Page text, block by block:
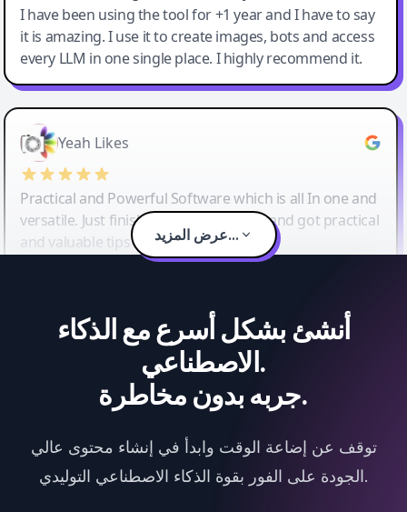
I have been using the tool for +1 year and I have to say
it is amazing. I use it to create images, bots and access
every LLM in one single place. I highly recommend it.
Yeah Likes
Practical and Powerful Software which is all In one and
versatile. Just finished their workshop and got practical
and valuable tips and tricks.
عرض المزيد...
أنشئ بشكل أسرع مع الذكاء
الاصطناعي.
جربه بدون مخاطرة.
توقف عن إضاعة الوقت وابدأ في إنشاء محتوى عالي
الجودة على الفور بقوة الذكاء الاصطناعي التوليدي.